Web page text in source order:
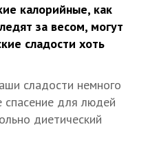
калорийные, как
за весом, могут
сладости хоть
сладости немного
спасение для людей
диетический